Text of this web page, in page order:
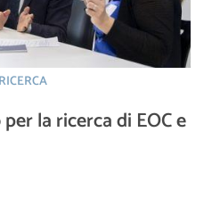
la ricerca di EOC e